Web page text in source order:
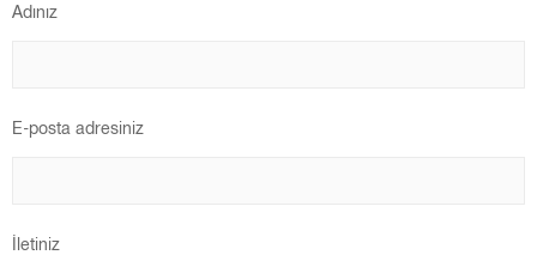
Adınız
E-posta adresiniz
İletiniz